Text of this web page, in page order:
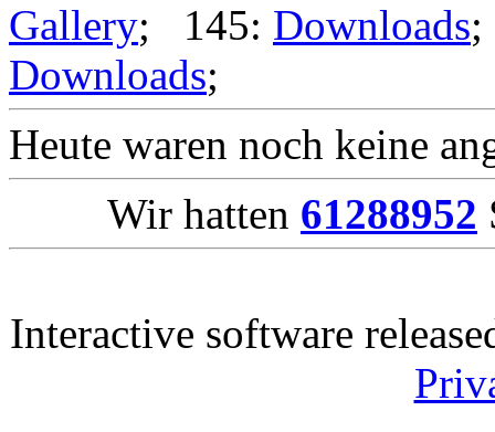
Gallery; 145: Downloads
Downloads;
Heute waren noch keine
Wir hatten 61288952
Interactive software